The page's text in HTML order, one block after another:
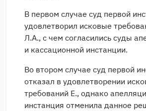
В первом случае суд первой
удовлетворил исковые
Л.А., с чем согласились суды
и кассационной инстанции.
Во втором случае суд первой
отказал в удовлетворении
требований Е., однако
инстанция отменила данное